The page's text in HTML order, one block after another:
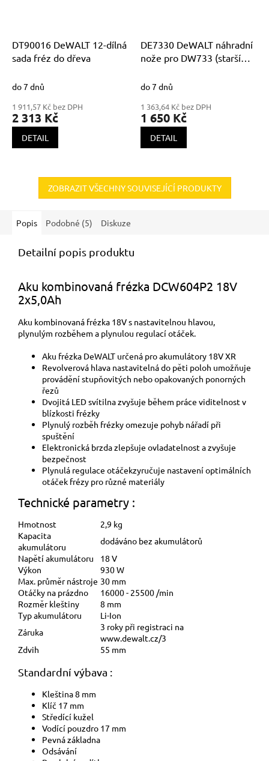
DT90016 DeWALT 12-dílná
sada fréz do dřeva
do 7 dnů
1 911,57 Kč bez DPH
2 313 Kč
DETAIL
DE7330 DeWALT náhradní
nože pro DW733 (starší
do 7 dnů
1 363,64 Kč bez DPH
1 650 Kč
DETAIL
ZOBRAZIT VŠECHNY SOUVISEJÍCÍ PRODUKTY
Popis Podobné (5) Diskuze
Detailní popis produktu
Aku kombinovaná frézka DCW604P2 18V
2x5,0Ah
Aku kombinovaná frézka 18V s nastavitelnou hlavou,
plynulým rozběhem a plynulou regulací otáček.
Aku frézka DeWALT určená pro akumulátory 18V XR
Revolverová hlava nastavitelná do pěti poloh umožňuje
provádění stupňovitých nebo opakovaných ponorných
řezů
Dvojitá LED svítilna zvyšuje během práce viditelnost v
blízkosti frézky
Plynulý rozběh frézky omezuje pohyb nářadí při
spuštění
Elektronická brzda zlepšuje ovladatelnost a zvyšuje
bezpečnost
Plynulá regulace otáčekzyručuje nastavení optimálních
otáček frézy pro různé materiály
Technické parametry :
Hmotnost
2,9 kg
Kapacita
akumulátoru
dodáváno bez akumulátorů
Napětí akumulátoru
18 V
Výkon
930 W
Max. průměr nástroje 30 mm
Otáčky na prázdno
16000 - 25500 /min
Rozměr kleštiny
8 mm
Typ akumulátoru
Li-Ion
Záruka
3 roky při registraci na
www.dewalt.cz/3
Zdvih
55 mm
Standardní výbava :
Kleština 8 mm
Klíč 17 mm
Středící kužel
Vodící pouzdro 17 mm
Pevná základna
Odsávání